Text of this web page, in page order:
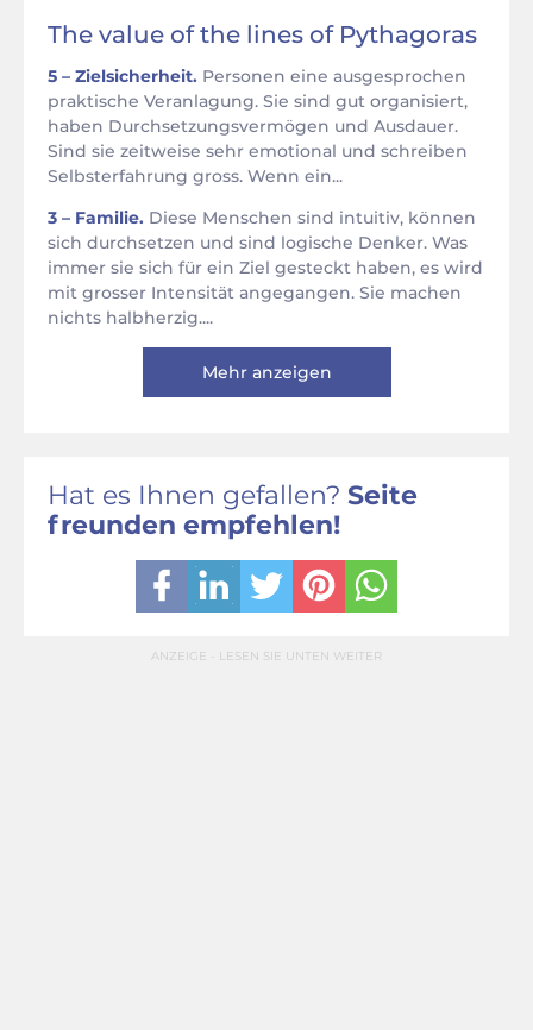
The value of the lines of Pythagoras
5 – Zielsicherheit. Personen eine ausgesprochen
praktische Veranlagung. Sie sind gut organisiert,
haben Durchsetzungsvermögen und Ausdauer.
Sind sie zeitweise sehr emotional und schreiben
Selbsterfahrung gross. Wenn ein...
3 – Familie. Diese Menschen sind intuitiv, können
sich durchsetzen und sind logische Denker. Was
immer sie sich für ein Ziel gesteckt haben, es wird
mit grosser Intensität angegangen. Sie machen
nichts halbherzig....
Mehr anzeigen
Hat es Ihnen gefallen? Seite
freunden empfehlen!
ANZEIGE - LESEN SIE UNTEN WEITER